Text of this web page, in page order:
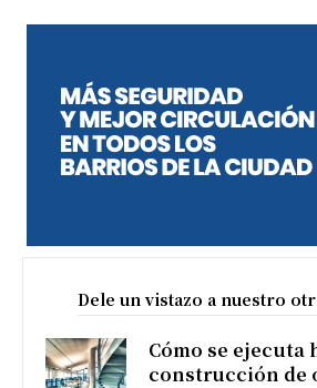
Dele un vistazo a nuestro
Cómo se ejecuta
construcción de